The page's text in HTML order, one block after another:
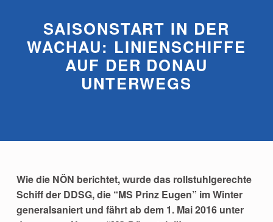
SAISONSTART IN DER
WACHAU: LINIENSCHIFFE
AUF DER DONAU
UNTERWEGS
Wie die NÖN berichtet, wurde das rollstuhlgerechte
Schiff der DDSG, die “MS Prinz Eugen” im Winter
generalsaniert und fährt ab dem 1. Mai 2016 unter